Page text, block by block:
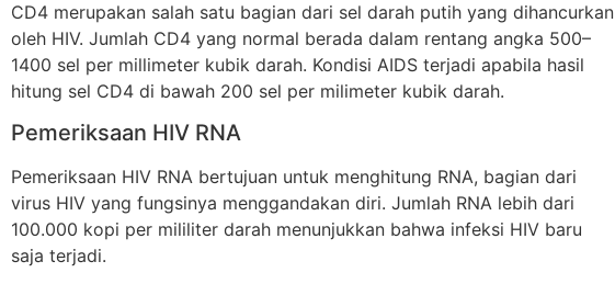
CD4 merupakan salah satu bagian dari sel darah putih yang dihancurkan
oleh HIV. Jumlah CD4 yang normal berada dalam rentang angka 500–
1400 sel per millimeter kubik darah. Kondisi AIDS terjadi apabila hasil
hitung sel CD4 di bawah 200 sel per milimeter kubik darah.
Pemeriksaan HIV RNA
Pemeriksaan HIV RNA bertujuan untuk menghitung RNA, bagian dari
virus HIV yang fungsinya menggandakan diri. Jumlah RNA lebih dari
100.000 kopi per mililiter darah menunjukkan bahwa infeksi HIV baru
saja terjadi.